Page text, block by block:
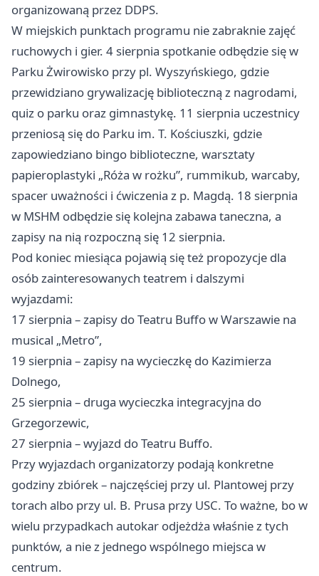
organizowaną przez DDPS.
W miejskich punktach programu nie zabraknie zajęć
ruchowych i gier. 4 sierpnia spotkanie odbędzie się w
Parku Żwirowisko przy pl. Wyszyńskiego, gdzie
przewidziano grywalizację biblioteczną z nagrodami,
quiz o parku oraz gimnastykę. 11 sierpnia uczestnicy
przeniosą się do Parku im. T. Kościuszki, gdzie
zapowiedziano bingo biblioteczne, warsztaty
papieroplastyki „Róża w rożku”, rummikub, warcaby,
spacer uważności i ćwiczenia z p. Magdą. 18 sierpnia
w MSHM odbędzie się kolejna zabawa taneczna, a
zapisy na nią rozpoczną się 12 sierpnia.
Pod koniec miesiąca pojawią się też propozycje dla
osób zainteresowanych teatrem i dalszymi
wyjazdami:
17 sierpnia – zapisy do Teatru Buffo w Warszawie na
musical „Metro”,
19 sierpnia – zapisy na wycieczkę do Kazimierza
Dolnego,
25 sierpnia – druga wycieczka integracyjna do
Grzegorzewic,
27 sierpnia – wyjazd do Teatru Buffo.
Przy wyjazdach organizatorzy podają konkretne
godziny zbiórek – najczęściej przy ul. Plantowej przy
torach albo przy ul. B. Prusa przy USC. To ważne, bo w
wielu przypadkach autokar odjeżdża właśnie z tych
punktów, a nie z jednego wspólnego miejsca w
centrum.